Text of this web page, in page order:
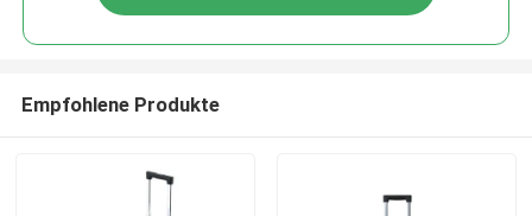
Empfohlene Produkte